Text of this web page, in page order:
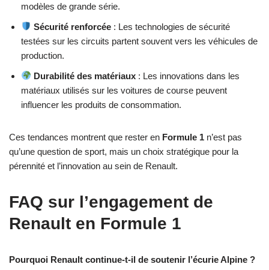
modèles de grande série.
Sécurité renforcée : Les technologies de sécurité
testées sur les circuits partent souvent vers les véhicules de
production.
Durabilité des matériaux : Les innovations dans les
matériaux utilisés sur les voitures de course peuvent
influencer les produits de consommation.
Ces tendances montrent que rester en Formule 1 n’est pas
qu’une question de sport, mais un choix stratégique pour la
pérennité et l’innovation au sein de Renault.
FAQ sur l’engagement de
Renault en Formule 1
Pourquoi Renault continue-t-il de soutenir l’écurie Alpine ?